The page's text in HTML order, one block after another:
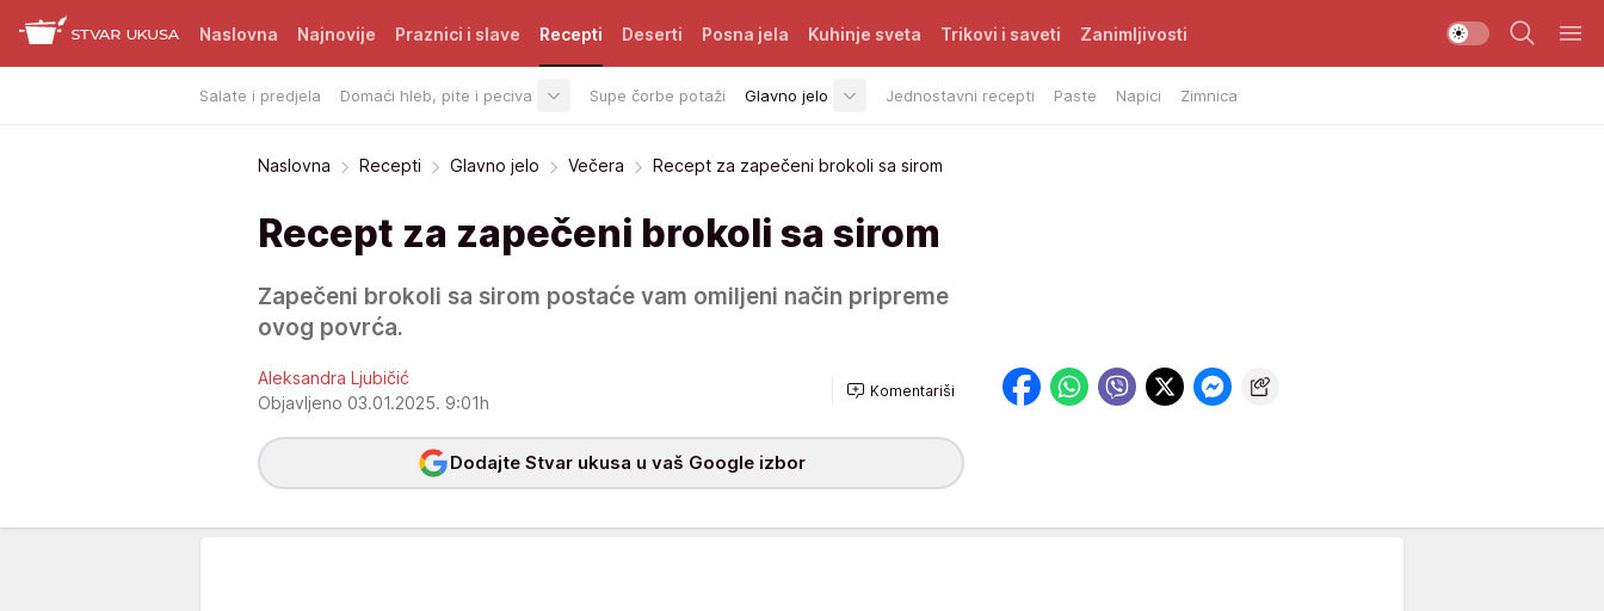
Naslovna Najnovije Praznici i slave Recepti
Salate i predjela Domaći hleb, pite i peciva Supe čorbe potaži Glavno jelo Jednostavni recepti Paste Napici Zimnica
Deserti Posna jela Kuhinje sveta Trikovi i saveti Zanimljivosti
Naslovna Recepti Glavno jelo Večera Recept za zapečeni brokoli sa sirom
Recept za zapečeni brokoli sa sirom
Zapečeni brokoli sa sirom postaće vam omiljeni način pripreme
ovog povrća.
Aleksandra Ljubičić
Objavljeno 03.01.2025. 9:01h
Komentariši
Dodajte Stvar ukusa u vaš Google izbor